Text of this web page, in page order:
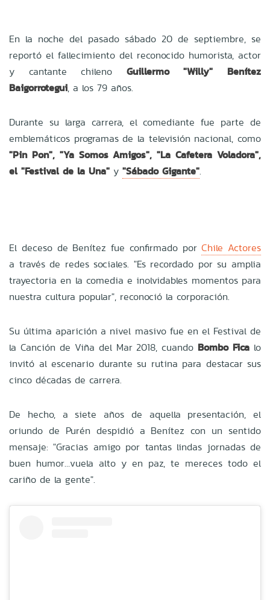
En la noche del pasado sábado 20 de septiembre, se
reportó el fallecimiento del reconocido humorista, actor
y cantante chileno Guillermo "Willy" Benítez
Baigorrotegui, a los 79 años.
Durante su larga carrera, el comediante fue parte de
emblemáticos programas de la televisión nacional, como
"Pin Pon", "Ya Somos Amigos", "La Cafetera Voladora",
el "Festival de la Una" y "Sábado Gigante".
El deceso de Benítez fue confirmado porChile Actores
a través de redes sociales. "Es recordado por su amplia
trayectoria en la comedia e inolvidables momentos para
nuestra cultura popular", reconoció la corporación.
Su última aparición a nivel masivo fue en el Festival de
la Canción de Viña del Mar 2018, cuando Bombo Fica lo
invitó al escenario durante su rutina para destacar sus
cinco décadas de carrera.
De hecho, a siete años de aquella presentación, el
oriundo de Purén despidió a Benítez con un sentido
mensaje: "Gracias amigo por tantas lindas jornadas de
buen humor…vuela alto y en paz, te mereces todo el
cariño de la gente".